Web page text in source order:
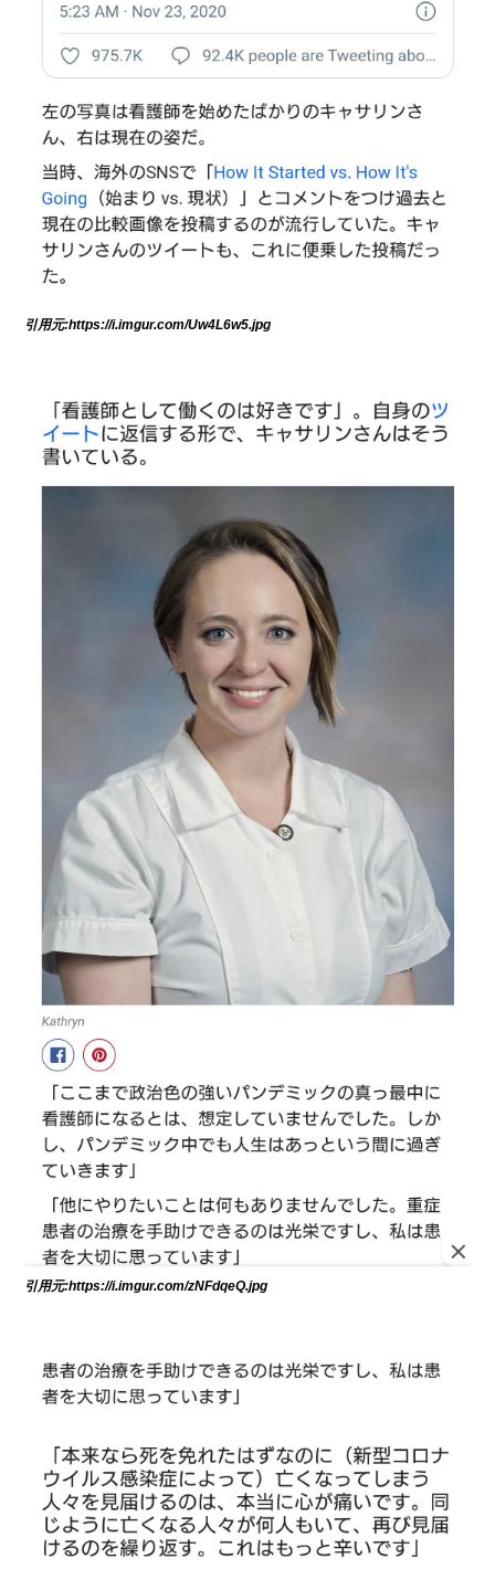
引用元:https://i.imgur.com/Uw4L6w5.jpg
引用元:https://i.imgur.com/zNFdqeQ.jpg